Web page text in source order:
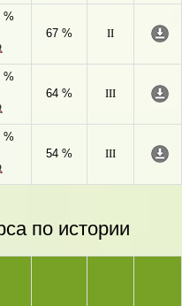
%
67 %
II
%
64 %
III
%
54 %
III
по истории